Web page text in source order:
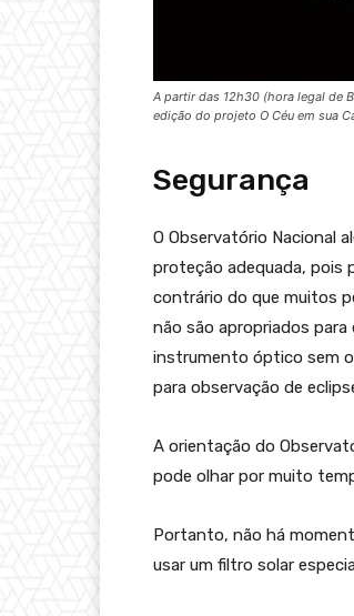
A partir das 12h30 (hora legal de
edição do projeto O Céu em sua
Segurança
O Observatório Nacional
proteção adequada, pois
contrário do que muitos
não são apropriados
instrumento óptico sem
para observação de
A orientação do
pode olhar por muito
Portanto, não há
usar um filtro solar